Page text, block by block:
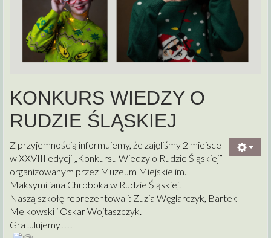
KONKURS WIEDZY O
RUDZIE ŚLĄSKIEJ
Z przyjemnością informujemy, że zajęliśmy 2 miejsce
w XXVIII edycji „Konkursu Wiedzy o Rudzie Śląskiej”
organizowanym przez Muzeum Miejskie im.
Maksymiliana Chroboka w Rudzie Śląskiej.
Naszą szkołę reprezentowali: Zuzia Węglarczyk, Bartek
Melkowski i Oskar Wojtaszczyk.
Gratulujemy!!!!